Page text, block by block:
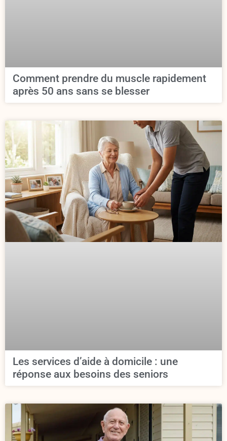
Comment prendre du muscle rapidement
après 50 ans sans se blesser
Les services d’aide à domicile : une
réponse aux besoins des seniors​